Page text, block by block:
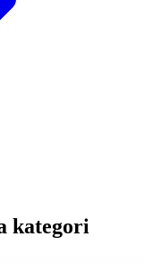
kategori